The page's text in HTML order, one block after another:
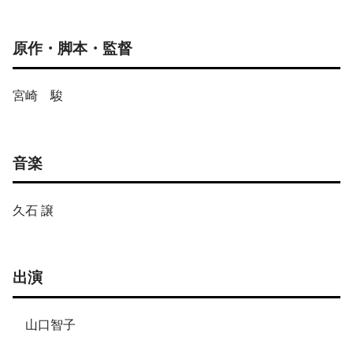
原作・脚本・監督
宮崎 駿
音楽
久石 譲
出演
山口智子